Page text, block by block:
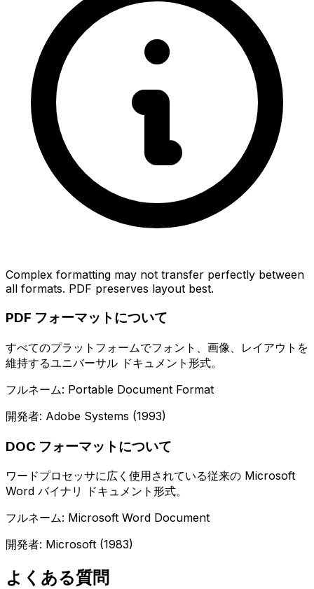
Complex formatting may not transfer perfectly between
all formats. PDF preserves layout best.
PDF フォーマットについて
すべてのプラットフォームでフォント、画像、レイアウトを
維持するユニバーサル ドキュメント形式。
フルネーム: Portable Document Format
開発者: Adobe Systems (1993)
DOC フォーマットについて
ワードプロセッサに広く使用されている従来の Microsoft
Word バイナリ ドキュメント形式。
フルネーム: Microsoft Word Document
開発者: Microsoft (1983)
よくある質問